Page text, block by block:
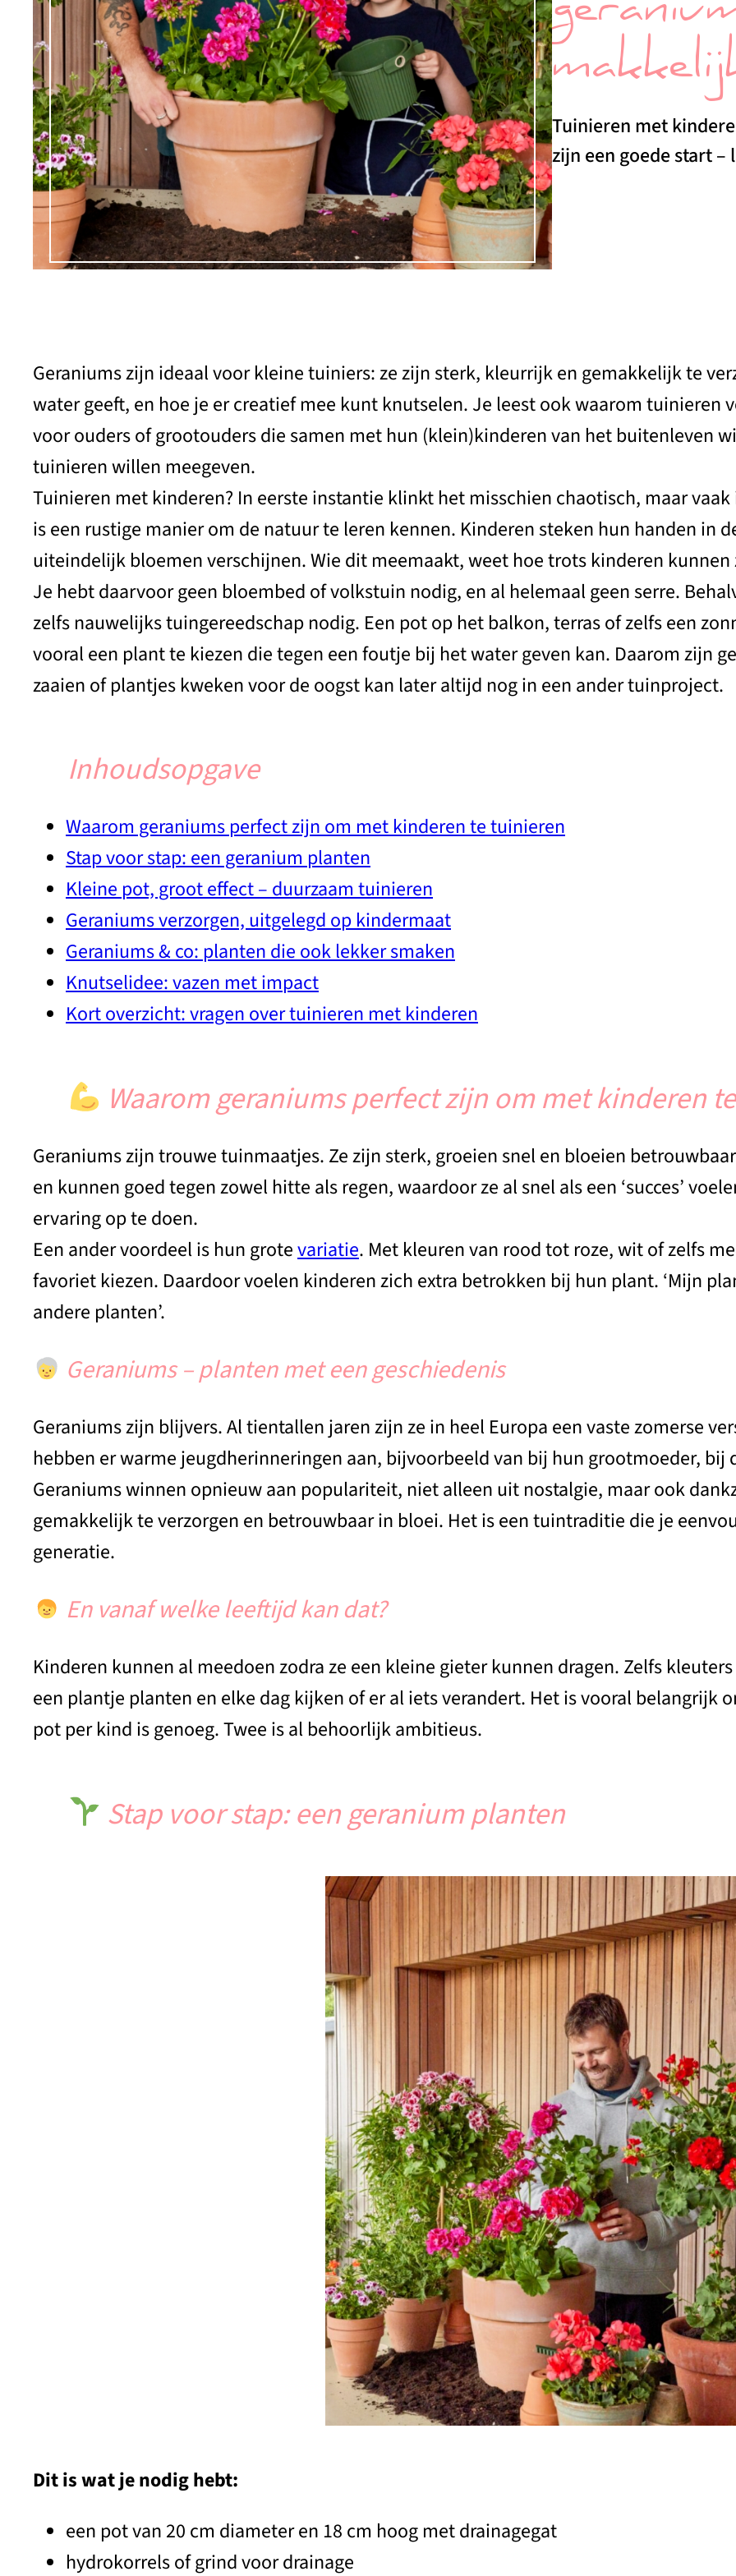
Tuinieren met
zijn een goede start
Geraniums zijn ideaal voor kleine tuiniers: ze zijn sterk, kleurrijk en gemakkelijk te
water geeft, en hoe je er creatief mee kunt knutselen. Je leest ook waarom tuinieren
voor ouders of grootouders die samen met hun (klein)kinderen van het buitenleven
tuinieren willen meegeven.
Tuinieren met kinderen? In eerste instantie klinkt het misschien chaotisch, maar
is een rustige manier om de natuur te leren kennen. Kinderen steken hun handen in
uiteindelijk bloemen verschijnen. Wie dit meemaakt, weet hoe trots kinderen
Je hebt daarvoor geen bloembed of volkstuin nodig, en al helemaal geen serre.
zelfs nauwelijks tuingereedschap nodig. Een pot op het balkon, terras of zelfs een
vooral een plant te kiezen die tegen een foutje bij het water geven kan. Daarom zijn
zaaien of plantjes kweken voor de oogst kan later altijd nog in een ander tuinproject.
Inhoudsopgave
Waarom geraniums perfect zijn om met kinderen te tuinieren
Stap voor stap: een geranium planten
Kleine pot, groot effect – duurzaam tuinieren
Geraniums verzorgen, uitgelegd op kindermaat
Geraniums & co: planten die ook lekker smaken
Knutselidee: vazen met impact
Kort overzicht: vragen over tuinieren met kinderen
Waarom geraniums perfect zijn om met kinderen
Geraniums zijn trouwe tuinmaatjes. Ze zijn sterk, groeien snel en bloeien
en kunnen goed tegen zowel hitte als regen, waardoor ze al snel als een ‘succes’
ervaring op te doen.
Een ander voordeel is hun grotevariatie. Met kleuren van rood tot roze, wit of zelfs
favoriet kiezen. Daardoor voelen kinderen zich extra betrokken bij hun plant. ‘Mijn
andere planten’.
Geraniums – planten met een geschiedenis
Geraniums zijn blijvers. Al tientallen jaren zijn ze in heel Europa een vaste zomerse
hebben er warme jeugdherinneringen aan, bijvoorbeeld van bij hun grootmoeder, bij
Geraniums winnen opnieuw aan populariteit, niet alleen uit nostalgie, maar ook
gemakkelijk te verzorgen en betrouwbaar in bloei. Het is een tuintraditie die je
generatie.
En vanaf welke leeftijd kan dat?
Kinderen kunnen al meedoen zodra ze een kleine gieter kunnen dragen. Zelfs
een plantje planten en elke dag kijken of er al iets verandert. Het is vooral belangrijk
pot per kind is genoeg. Twee is al behoorlijk ambitieus.
Stap voor stap: een geranium planten
Dit is wat je nodig hebt:
een pot van 20 cm diameter en 18 cm hoog met drainagegat
hydrokorrels of grind voor drainage